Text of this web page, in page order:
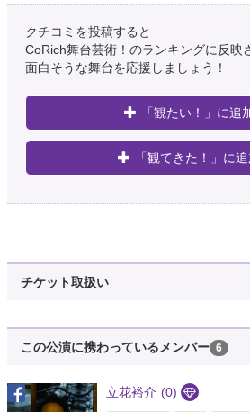
クチコミを投稿すると
CoRich舞台芸術！のランキングに反映
面白そうな舞台を応援しましょう！
「観たい！」に追
「観てきた！」に
チケット取扱い
この公演に携わっているメンバー 6
立花裕介 (0)